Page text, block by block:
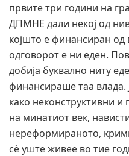
првите три години на
ДПМНЕ дали некој од
којшто е финансиран
одговорот е ни еден.
добија буквално ниту
финансираше таа влада.
како неконструктивни
на минатиот век,
нереформираното,
сè уште живее во тие